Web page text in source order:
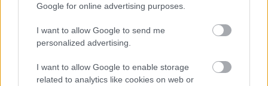
Google for online advertising purposes.
I want to allow Google to send me
personalized advertising.
I want to allow Google to enable storage
related to analytics like cookies on web or
ΔΥΠΑ: Ευκαιρία συνταξιοδότησης για
8.000 ανέργους άνω των 55 ετών –